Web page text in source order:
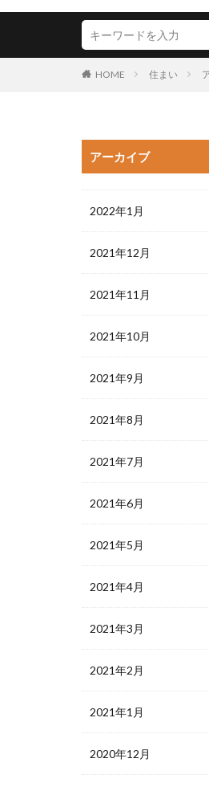
HOME 住まい
アーカイブ
2022年1月
2021年12月
2021年11月
2021年10月
2021年9月
2021年8月
2021年7月
2021年6月
2021年5月
2021年4月
2021年3月
2021年2月
2021年1月
2020年12月